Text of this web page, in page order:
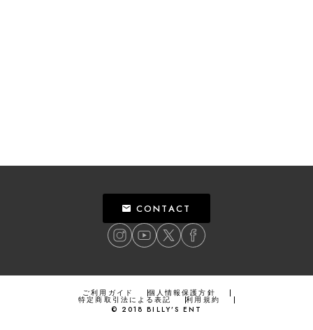
CONTACT
ご利用ガイド 個人情報保護方針
特定商取引法による表記
利用規約
© 2018 BILLY’S ENT